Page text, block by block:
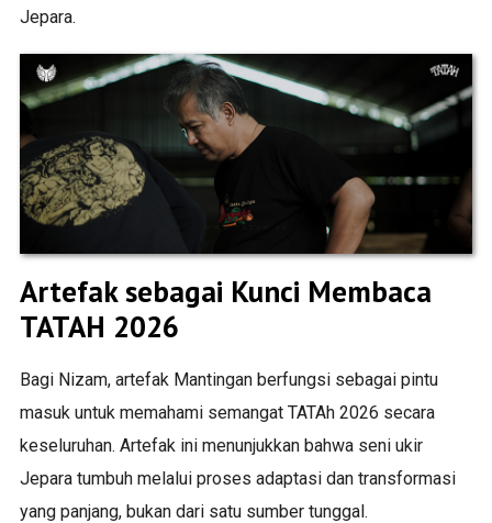
Jepara.
Artefak sebagai Kunci Membaca
TATAH 2026
Bagi Nizam, artefak Mantingan berfungsi sebagai pintu
masuk untuk memahami semangat TATAh 2026 secara
keseluruhan. Artefak ini menunjukkan bahwa seni ukir
Jepara tumbuh melalui proses adaptasi dan transformasi
yang panjang, bukan dari satu sumber tunggal.